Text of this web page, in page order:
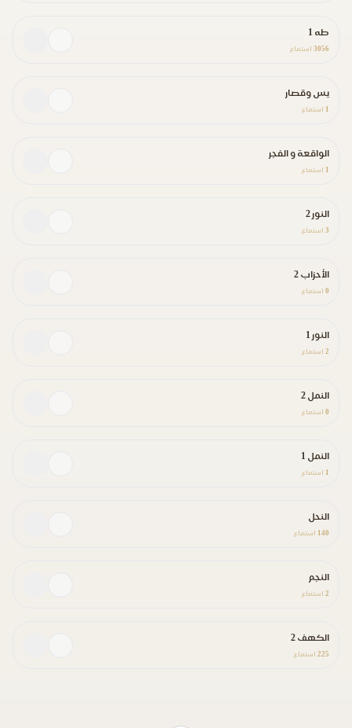
طه 1
3056 استماع
يس وقصار
1 استماع
الواقعة و الفجر
1 استماع
النور 2
3 استماع
الأحزاب 2
0 استماع
النور 1
2 استماع
النمل 2
0 استماع
النمل 1
1 استماع
النحل
140 استماع
النجم
2 استماع
الكهف 2
225 استماع